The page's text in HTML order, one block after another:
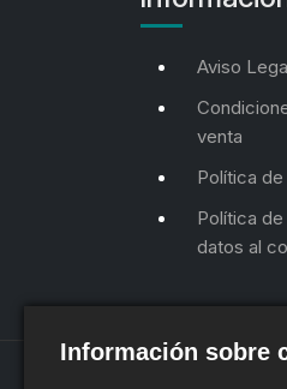
Aviso
venta
Política
Política
datos al
Información sobre